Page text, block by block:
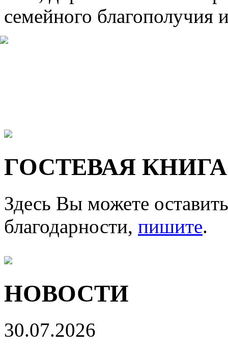
семейного благополучия
ГОСТЕВАЯ КНИГА
Здесь Вы можете
благодарности, пишите.
НОВОСТИ
30.07.2026